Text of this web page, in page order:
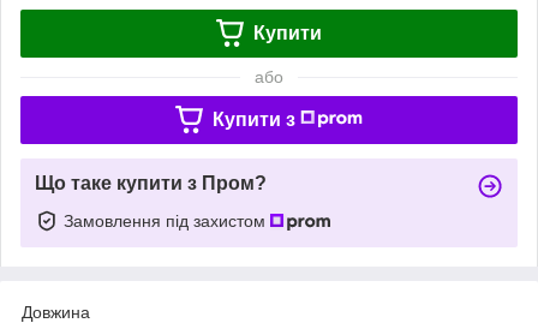
Купити
або
Купити з
Що таке купити з Пром?
Замовлення під захистом
Довжина